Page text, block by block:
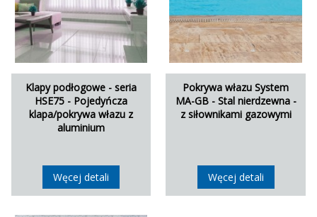
Klapy podłogowe - seria
HSE75 - Pojedyńcza
klapa/pokrywa włazu z
aluminium
Węcej detali
Pokrywa włazu System
MA-GB - Stal nierdzewna -
z siłownikami gazowymi
Węcej detali